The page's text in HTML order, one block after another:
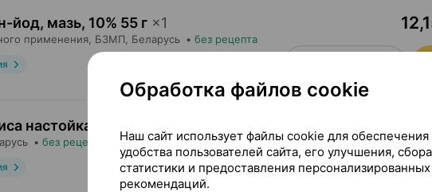
йод, мазь, 10% 55 г ×1
применения, БЗМП , Беларусь • без рецепта
настойка, настойка
• без рецепта
Где купить
Обработка файлов cookie
Наш сайт использует файлы cookie для обеспечения
удобства пользователей сайта, его улучшения, сбора
статистики и предоставления персонализированных
рекомендаций.